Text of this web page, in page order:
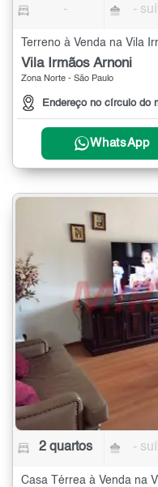
- -
Terreno à Venda na Vila
Vila Irmãos Arnoni
Zona Norte - São Paulo
Endereço no círculo do
WhatsApp
2 quartos -
Casa Térrea à Venda na